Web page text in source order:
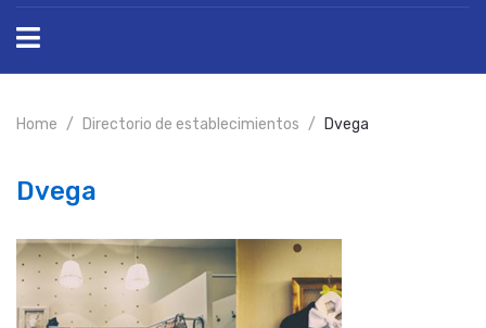
Home Directorio de establecimientos Dvega
Dvega